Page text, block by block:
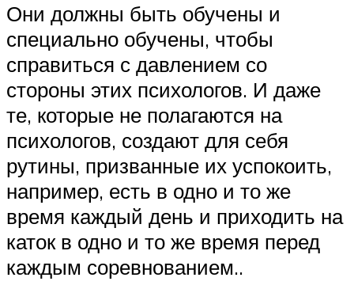
Они должны быть обучены и
специально обучены, чтобы
справиться с давлением со
стороны этих психологов. И даже
те, которые не полагаются на
психологов, создают для себя
рутины, призванные их успокоить,
например, есть в одно и то же
время каждый день и приходить на
каток в одно и то же время перед
каждым соревнованием..